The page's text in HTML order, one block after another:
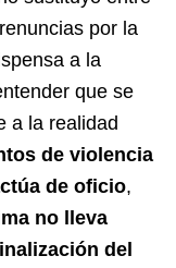
por la
a la
que se
a la realidad
de violencia
de oficio,
no lleva
del